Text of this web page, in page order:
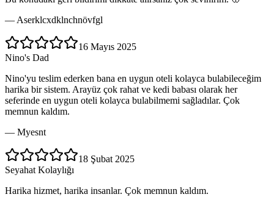
— Aserklcxdklnchnövfgl
16 Mayıs 2025
Nino's Dad
Nino'yu teslim ederken bana en uygun oteli kolayca bulabileceğim
harika bir sistem. Arayüz çok rahat ve kedi babası olarak her
seferinde en uygun oteli kolayca bulabilmemi sağladılar. Çok
memnun kaldım.
— Myesnt
18 Şubat 2025
Seyahat Kolaylığı
Harika hizmet, harika insanlar. Çok memnun kaldım.